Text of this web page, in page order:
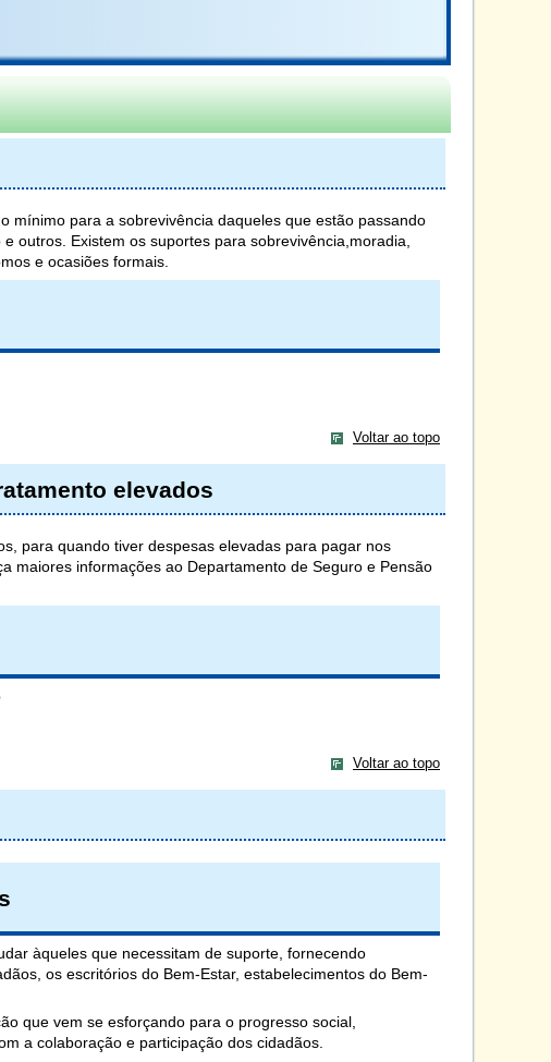
mínimo para a sobrevivência daqueles que estão passando
outros. Existem os suportes para sobrevivência,moradia,
e ocasiões formais.
Voltar ao topo
elevados
para quando tiver despesas elevadas para pagar nos
maiores informações ao Departamento de Seguro e Pensão
Voltar ao topo
àqueles que necessitam de suporte, fornecendo
os escritórios do Bem-Estar, estabelecimentos do Bem-
que vem se esforçando para o progresso social,
a colaboração e participação dos cidadãos.